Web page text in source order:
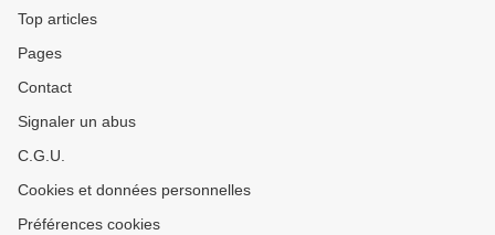
Top articles
Pages
Contact
Signaler un abus
C.G.U.
Cookies et données personnelles
Préférences cookies